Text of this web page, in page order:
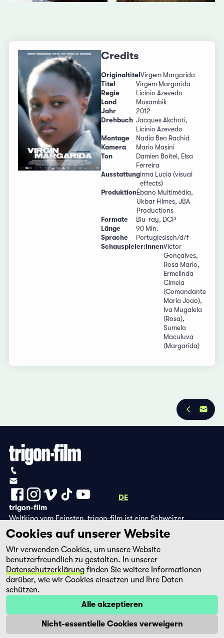
Credits
Originaltitel Virgem Margarida
Titel
Virgem Margarida
Regie
Licínio Azevedo
Land
Mosambik
Jahr
2012
Drehbuch Jacques Akchoti,
Licinio Azevedo
Montage
Nadia Ben Rachid
Kamera
Mario Masini
Ton
Damien Boitel, Elsa
Ferreira
Ausstattung Irma Lucia (visual
effects)
ProduktionÉbano Multimédia,
Ukbar Filmes, JBA
Productions
Formate
Blu-ray, DCP
Länge
90 Min.
Sprache
Portugiesisch/d/f
Schauspieler:innenVictor
Gonçalves,
Rosa Mario,
Ermelinda
Cimela
(Comandante
Maria Joao),
Iva Mugalela
(Rosa),
Sumela
Maculuva
(Margarida)
DE
trigon-film
Weltkino vom Feinsten. trigon-film ist eine Schweizer
Filmstiftung, die seit 1988 sorgfältig ausgewählte Filme aus
Lateinamerika, Asien, Afrika und dem östlichen Europa im
Kino herausbringt und eine eigene DVD-Edition sowie die
Streaming-Plattform filmingo betreibt.
Cookies auf unserer Website
Wir verwenden Cookies, um unsere Website
benutzerfreundlich zu gestalten. In unserer
Datenschutzerklärung finden Sie weitere Informationen
darüber, wie wir Cookies einsetzen und Ihre Daten
schützen.
Alle akzeptieren
Nicht-essentielle Cookies verweigern